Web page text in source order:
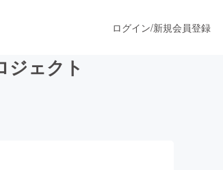
ログイン/新規会員登録
ジェクト